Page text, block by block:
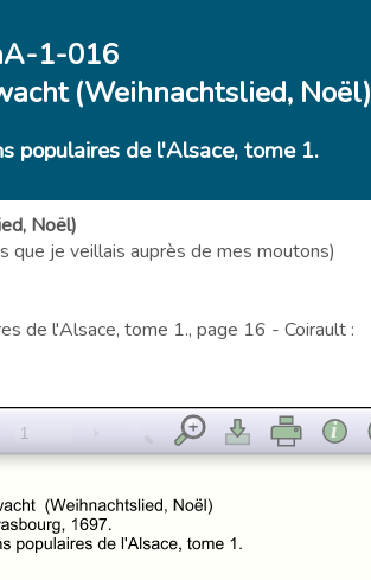
1-016
(Weihnachtslied, Noël)
populaires de l'Alsace, tome 1.
Noël)
que je veillais auprès de mes moutons)
de l'Alsace, tome 1., page 16 - Coirault :
1 i